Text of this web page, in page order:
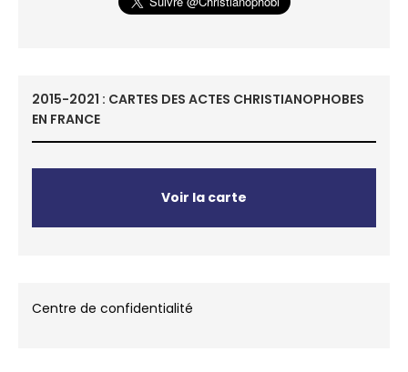
2015-2021 : CARTES DES ACTES CHRISTIANOPHOBES
EN FRANCE
Voir la carte
Centre de confidentialité